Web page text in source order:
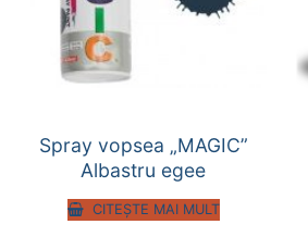
Spray vopsea „MAGIC”
Albastru egee
CITEȘTE MAI MULT